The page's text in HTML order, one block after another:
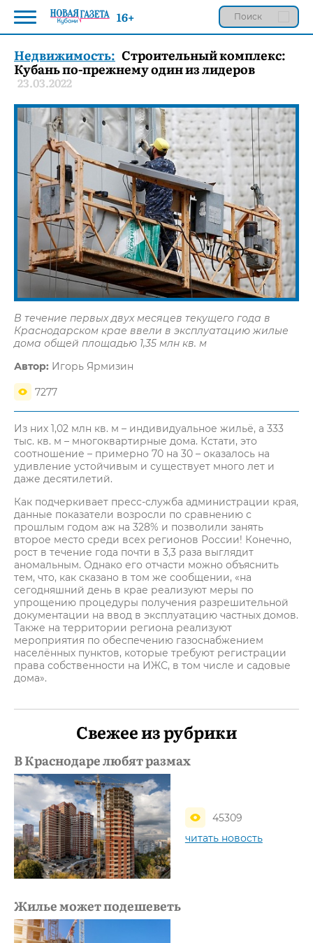
Недвижимость: Строительный комплекс:
Кубань по-прежнему один из лидеров
23.03.2022
В течение первых двух месяцев текущего года в
Краснодарском крае ввели в эксплуатацию жилые
дома общей площадью 1,35 млн кв. м
Автор: Игорь Ярмизин
7277
Из них 1,02 млн кв. м – индивидуальное жильё, а 333
тыс. кв. м – многоквартирные дома. Кстати, это
соотношение – примерно 70 на 30 – оказалось на
удивление устойчивым и существует много лет и
даже десятилетий.
Как подчеркивает пресс-служба администрации края,
данные показатели возросли по сравнению с
прошлым годом аж на 328% и позволили занять
второе место среди всех регионов России! Конечно,
рост в течение года почти в 3,3 раза выглядит
аномальным. Однако его отчасти можно объяснить
тем, что, как сказано в том же сообщении, «на
сегодняшний день в крае реализуют меры по
упрощению процедуры получения разрешительной
документации на ввод в эксплуатацию частных домов.
Также на территории региона реализуют
мероприятия по обеспечению газоснабжением
населённых пунктов, которые требуют регистрации
права собственности на ИЖС, в том числе и садовые
дома».
Свежее из рубрики
В Краснодаре любят размах
45309
читать новость
Жилье может подешеветь
16+